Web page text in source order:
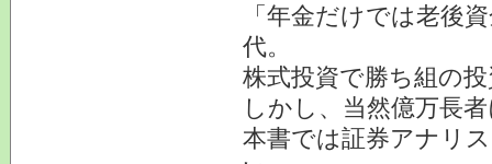
「年金だけでは老後
代。
株式投資で勝ち組の
しかし、当然億万長
本書では証券アナリ